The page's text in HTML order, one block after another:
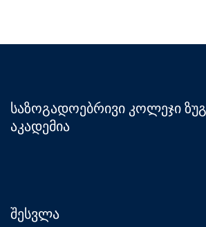
საზოგადოებრივი კოლეჯი
აკადემია
შესვლა